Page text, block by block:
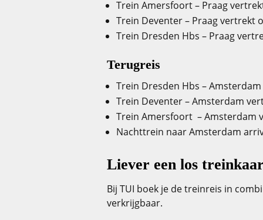
Trein Amersfoort – Praag
Trein Deventer – Praag vertrekt
Trein Dresden Hbs – Praag
Terugreis
Trein Dresden Hbs –
Trein Deventer – Amsterdam
Trein Amersfoort – Amsterdam
Nachttrein naar Amsterdam
Liever een los
Bij TUI boek je de treinreis in
verkrijgbaar.